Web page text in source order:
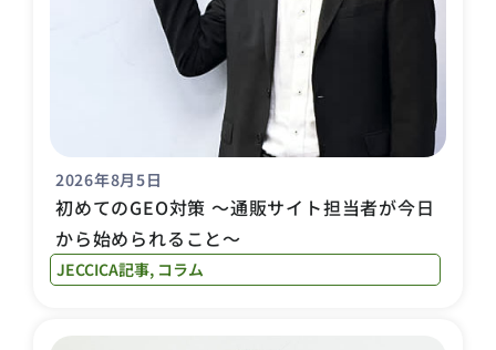
2026年8月5日
初めてのGEO対策 〜通販サイト担当者が今日
から始められること〜
JECCICA記事, コラム